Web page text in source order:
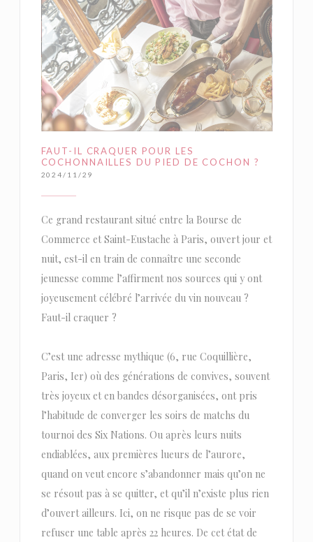
FAUT-IL CRAQUER POUR LES
COCHONNAILLES DU PIED DE COCHON ?
2024/11/29
Ce grand restaurant situé entre la Bourse de
Commerce et Saint-Eustache à Paris, ouvert jour et
nuit, est-il en train de connaître une seconde
jeunesse comme l’affirment nos sources qui y ont
joyeusement célébré l’arrivée du vin nouveau ?
Faut-il craquer ?
C’est une adresse mythique (6, rue Coquillière,
Paris, Ier) où des générations de convives, souvent
très joyeux et en bandes désorganisées, ont pris
l’habitude de converger les soirs de matchs du
tournoi des Six Nations. Ou après leurs nuits
endiablées, aux premières lueurs de l’aurore,
quand on veut encore s’abandonner mais qu’on ne
se résout pas à se quitter, et qu’il n’existe plus rien
d’ouvert ailleurs. Ici, on ne risque pas de se voir
refuser une table après 22 heures. De cet état de